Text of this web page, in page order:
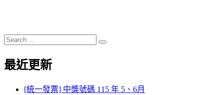
Search
for:
Search
最近更新
[統一發票] 中獎號碼 115 年 5、6月